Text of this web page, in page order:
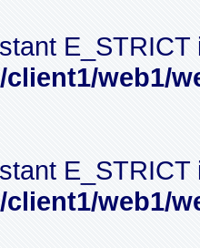
web1/
web1/